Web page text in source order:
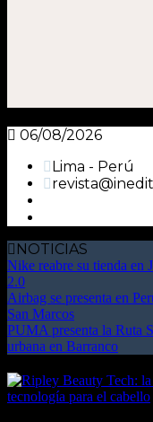
06/08/2026
Lima - Perú
NOTICIAS
Nike reabre su tienda en
2.0
Airbag se presenta en
San Marcos
PUMA presenta la Ruta
urbana en Barranco